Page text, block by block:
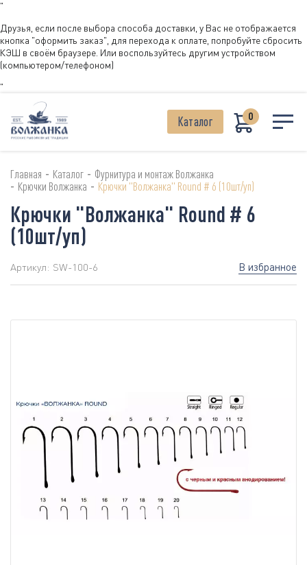
"
Друзья, если после выбора способа доставки, у Вас не отображается
кнопка "оформить заказ", для перехода к оплате, попробуйте сбросить
КЭШ в своём браузере. Или воспользуйтесь другим устройством
(компьютером/телефоном)
"
Каталог 0
Главная - Каталог - Фурнитура и монтаж Волжанка
- Крючки Волжанка - Крючки "Волжанка" Round # 6 (10шт/уп)
Крючки "Волжанка" Round # 6
(10шт/уп)
Артикул: SW-100-6 В избранное